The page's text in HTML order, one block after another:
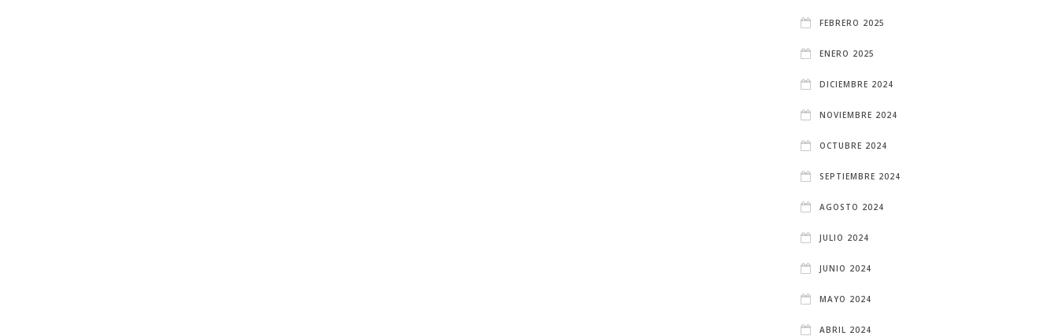
FEBRERO 2025
ENERO 2025
DICIEMBRE 2024
NOVIEMBRE 2024
OCTUBRE 2024
SEPTIEMBRE 2024
AGOSTO 2024
JULIO 2024
JUNIO 2024
MAYO 2024
ABRIL 2024